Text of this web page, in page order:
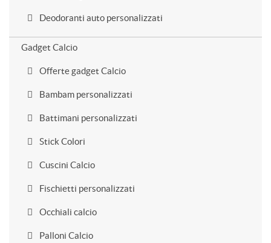
Deodoranti auto personalizzati
Gadget Calcio
Offerte gadget Calcio
Bambam personalizzati
Battimani personalizzati
Stick Colori
Cuscini Calcio
Fischietti personalizzati
Occhiali calcio
Palloni Calcio